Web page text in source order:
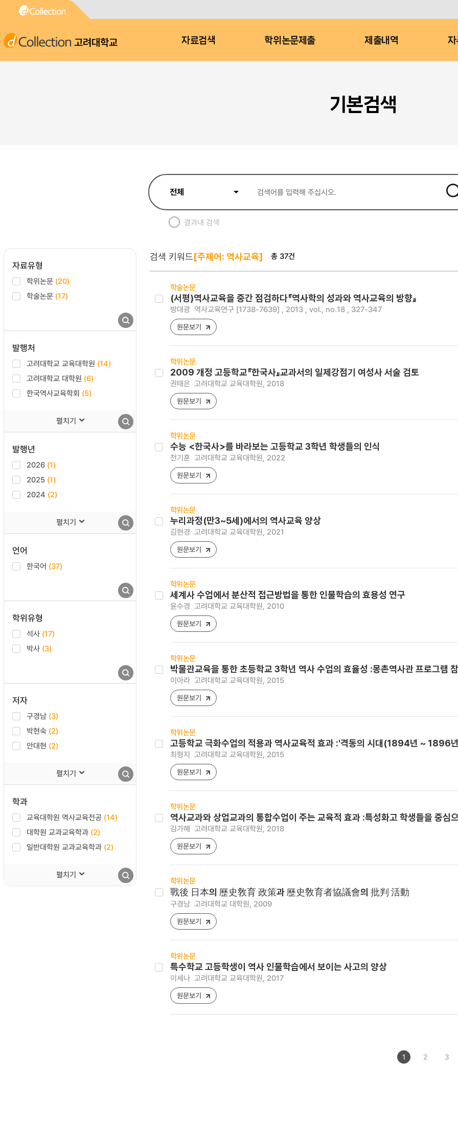
고려대학교 자료검색 학위논문제출 제출내역 자
기본검색
결과내 검색
자료유형
학위논문 (20)
학술논문 (17)
발행처
고려대학교 교육대학원 (14)
고려대학교 대학원 (6)
한국역사교육학회 (5)
펼치기
발행년
2026 (1)
2025 (1)
2024 (2)
펼치기
언어
한국어 (37)
학위유형
석사 (17)
박사 (3)
저자
구경남 (3)
박현숙 (2)
안대현 (2)
펼치기
학과
교육대학원 역사교육전공 (14)
대학원 교과교육학과 (2)
일반대학원 교과교육학과 (2)
펼치기
검색 키워드[주제어: 역사교육] 총 37건
학술논문
(서평)역사교육을 중간 점검하다『역사학의 성과와 역사교육의 방향』
방대광 역사교육연구 [1738-7639] , 2013 , vol., no.18 , 327-347
원문보기
학위논문
2009 개정 고등학교『한국사』교과서의 일제강점기 여성사 서술 검토
권태은 고려대학교 교육대학원, 2018
원문보기
학위논문
수능 <한국사>를 바라보는 고등학교 3학년 학생들의 인식
천기훈 고려대학교 교육대학원, 2022
원문보기
학위논문
누리과정(만3~5세)에서의 역사교육 양상
김현경 고려대학교 교육대학원, 2021
원문보기
학위논문
세계사 수업에서 분산적 접근방법을 통한 인물학습의 효용성 연구
윤수경 고려대학교 교육대학원, 2010
원문보기
학위논문
박물관교육을 통한 초등학교 3학년 역사 수업의 효율성 :몽촌역사관 프로그램
이아라 고려대학교 교육대학원, 2015
원문보기
학위논문
고등학교 극화수업의 적용과 역사교육적 효과 :'격동의 시대(1894년 ~ 1896
최형지 고려대학교 교육대학원, 2015
원문보기
학위논문
역사교과와 상업교과의 통합수업이 주는 교육적 효과 :특성화고 학생들을 중심
김가혜 고려대학교 교육대학원, 2018
원문보기
학위논문
戰後 日本의 歷史敎育 政策과 歷史敎育者協議會의 批判 活動
구경남 고려대학교 대학원, 2009
원문보기
학위논문
특수학교 고등학생이 역사 인물학습에서 보이는 사고의 양상
이세나 고려대학교 교육대학원, 2017
원문보기
1 2 3